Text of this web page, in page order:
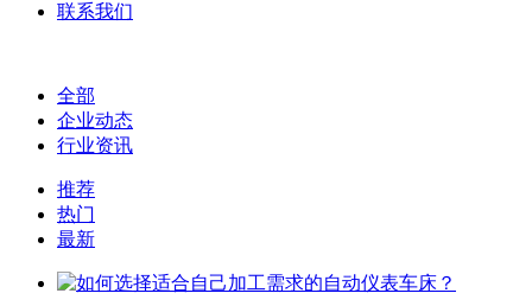
联系我们
全部
企业动态
行业资讯
推荐
热门
最新